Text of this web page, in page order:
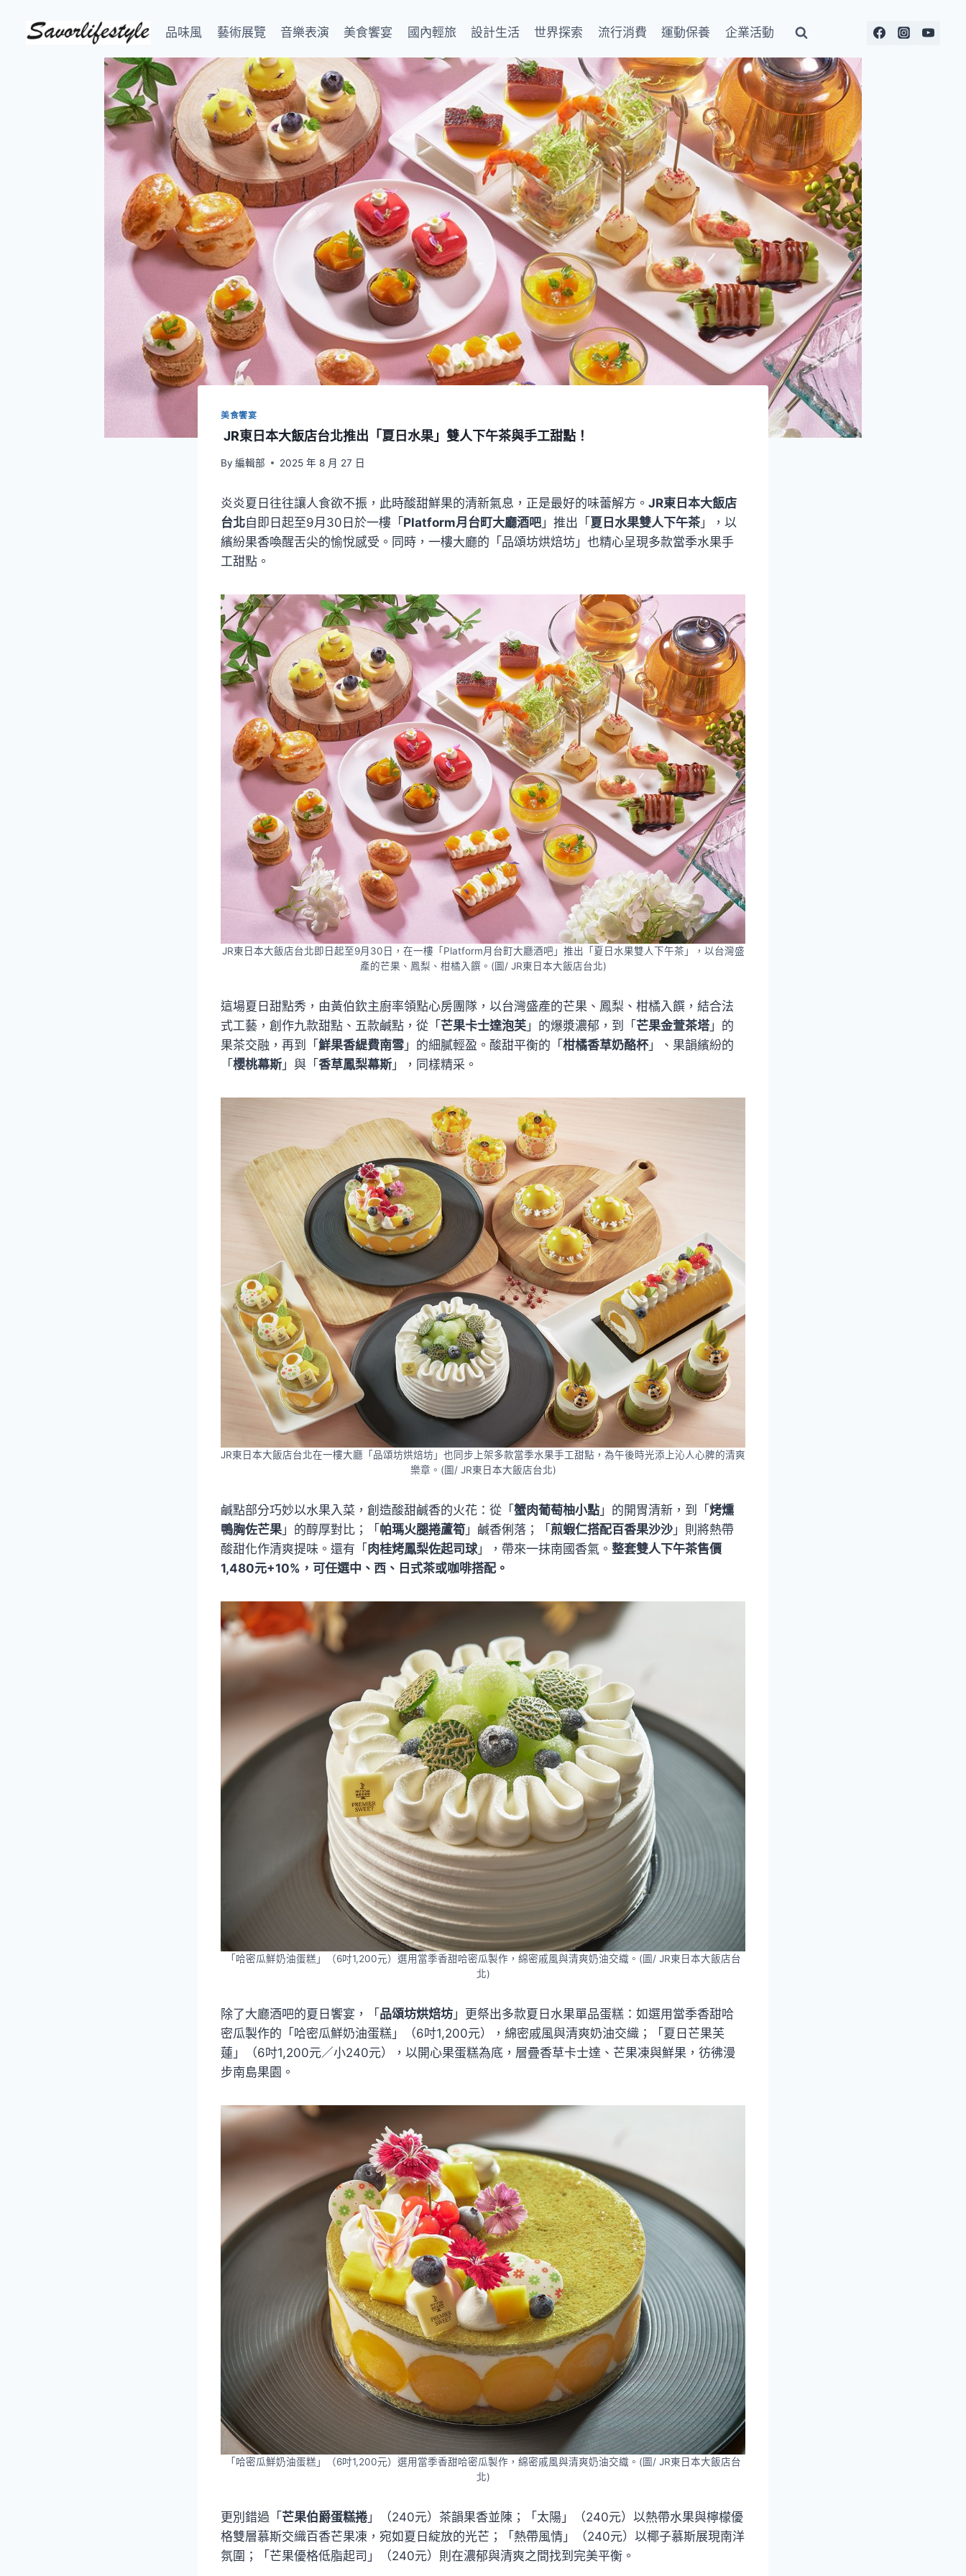
品味風 藝術展覽 音樂表演 美食饗宴 國內輕旅 設計生活 世界探索 流行消費 運動保養 企業活動
美食饗宴
JR東日本大飯店台北推出「夏日水果」雙人下午茶與手工甜點！
By 編輯部 2025 年 8 月 27 日
炎炎夏日往往讓人食欲不振，此時酸甜鮮果的清新氣息，正是最好的味蕾解方。 JR東日本大飯店
台北自即日起至9月30日於一樓「Platform月台町大廳酒吧 」推出「夏日水果雙人下午茶 」，以
繽紛果香喚醒舌尖的愉悅感受。同時，一樓大廳的「品頌坊烘焙坊」也精心呈現多款當季水果手
工甜點。
JR東日本大飯店台北即日起至9月30日，在一樓「Platform月台町大廳酒吧」推出「夏日水果雙人下午茶」，以台灣盛
產的芒果、鳳梨、柑橘入饌。(圖/ JR東日本大飯店台北)
這場夏日甜點秀，由黃伯欽主廚率領點心房團隊，以台灣盛產的芒果、鳳梨、柑橘入饌，結合法
式工藝，創作九款甜點、五款鹹點，從「 芒果卡士達泡芙 」的爆漿濃郁，到「 芒果金萱茶塔 」的
果茶交融，再到「 鮮果香緹費南雪 」的細膩輕盈。酸甜平衡的「 柑橘香草奶酪杯」、果韻繽紛的
「 櫻桃幕斯 」與「 香草鳳梨幕斯 」，同樣精采。
JR東日本大飯店台北在一樓大廳「品頌坊烘焙坊」也同步上架多款當季水果手工甜點，為午後時光添上沁人心脾的清爽
樂章。(圖/ JR東日本大飯店台北)
鹹點部分巧妙以水果入菜，創造酸甜鹹香的火花：從「 蟹肉葡萄柚小點 」的開胃清新，到「 烤燻
鴨胸佐芒果 」的醇厚對比；「 帕瑪火腿捲蘆筍 」鹹香俐落；「 煎蝦仁搭配百香果沙沙 」則將熱帶
酸甜化作清爽提味。還有「 肉桂烤鳳梨佐起司球」，帶來一抹南國香氣。 整套雙人下午茶售價
1,480元+10%，可任選中、西、日式茶或咖啡搭配。
「哈密瓜鮮奶油蛋糕」（6吋1,200元）選用當季香甜哈密瓜製作，綿密戚風與清爽奶油交織。(圖/ JR東日本大飯店台
北)
除了大廳酒吧的夏日饗宴，「品頌坊烘焙坊 」更祭出多款夏日水果單品蛋糕：如選用當季香甜哈
密瓜製作的「哈密瓜鮮奶油蛋糕」（6吋1,200元），綿密戚風與清爽奶油交織；「夏日芒果芙
蓮」（6吋1,200元／小240元），以開心果蛋糕為底，層疊香草卡士達、芒果凍與鮮果，彷彿漫
步南島果園。
「哈密瓜鮮奶油蛋糕」（6吋1,200元）選用當季香甜哈密瓜製作，綿密戚風與清爽奶油交織。(圖/ JR東日本大飯店台
北)
更別錯過「 芒果伯爵蛋糕捲」（240元）茶韻果香並陳；「太陽」（240元）以熱帶水果與檸檬優
格雙層慕斯交織百香芒果凍，宛如夏日綻放的光芒；「熱帶風情」（240元）以椰子慕斯展現南洋
氛圍；「芒果優格低脂起司」（240元）則在濃郁與清爽之間找到完美平衡。